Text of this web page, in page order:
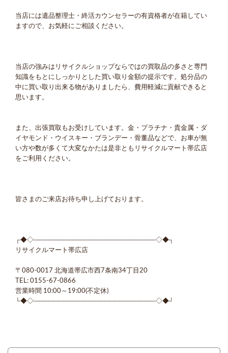
当店には遺品整理士・終活カウンセラーの有資格者が在籍してい
ますので、お気軽にご相談ください。
当店の強みはリサイクルショップならではの買取品の多さと専門
知識をもとにしっかりとした買い取り金額の提示です。処分品の
中に買い取り出来る物がありましたら、費用軽減に貢献できると
思います。
また、出張買取もお受けしています。金・プラチナ・貴金属・ダ
イヤモンド・ウイスキー・ブランデー・骨董品などで、お車が無
い方や数が多くて大変なかたは是非ともリサイクルマート帯広店
をご利用ください。
皆さまのご来店お待ち申し上げております。
┌◆◇────────────────────────◇◆┐
リサイクルマート帯広店
〒080-0017 北海道帯広市西7条南34丁目20
TEL: 0155-67-0866
営業時間 10:00～19:00(不定休)
└◆◇────────────────────────◇◆┘